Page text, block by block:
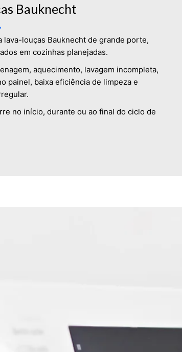
Bauknecht
louças Bauknecht de grande porte,
em cozinhas planejadas.
aquecimento, lavagem incompleta,
painel, baixa eficiência de limpeza e
no início, durante ou ao final do ciclo de